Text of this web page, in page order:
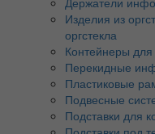
Изделия из
оргстекла
Контейнеры для
Перекидные
Пластиковые
Подвесные
Подставки для